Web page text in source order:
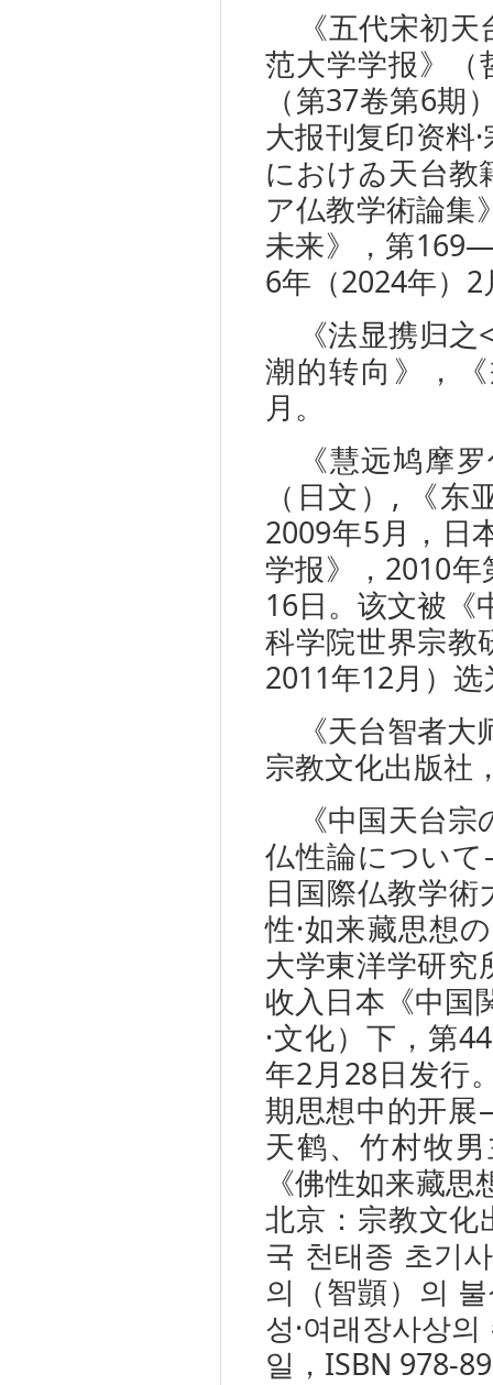
《五代宋初
范大学学报》（
（第37卷第6期
大报刊复印资料
におけゐ天台教
ア仏教学術論集
未来》，第
6年（2024年）
《法显携归
潮的转向》，
月。
《慧远鸠摩
（日文）, 《
2009年5月，日
学报》，2010
16日。该文被
科学院世界宗教
2011年12月）选
《天台智者
宗教文化出版社
《中国天台
仏性論につい
日国際仏教学
性·如来藏思想
大学東洋学研究
收入日本《中国
·文化）下，第
年2月28日发行
期思想中的开
天鹤、竹村牧
《佛性如来藏
北京：宗教文化
국 천태종 초기
의（智顗）의
성·여래장사상
일，ISBN 978-